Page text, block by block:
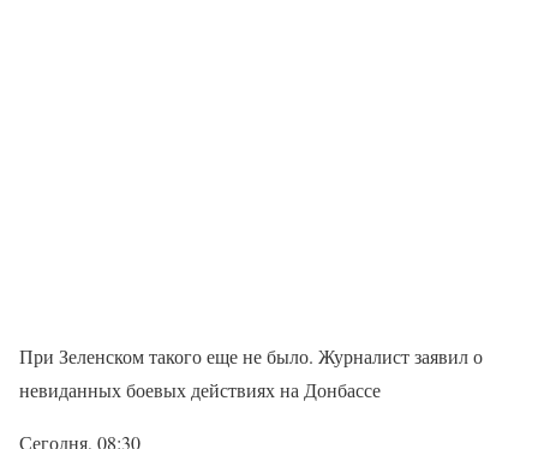
При Зеленском такого еще не было. Журналист заявил о
невиданных боевых действиях на Донбассе
Сегодня, 08:30